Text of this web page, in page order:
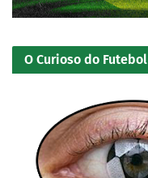
O Curioso do Futebol